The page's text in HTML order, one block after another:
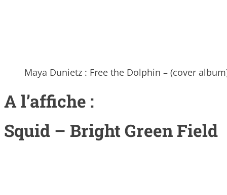
Maya Dunietz : Free the Dolphin – (cover
A l’affiche :
Squid – Bright Green Field